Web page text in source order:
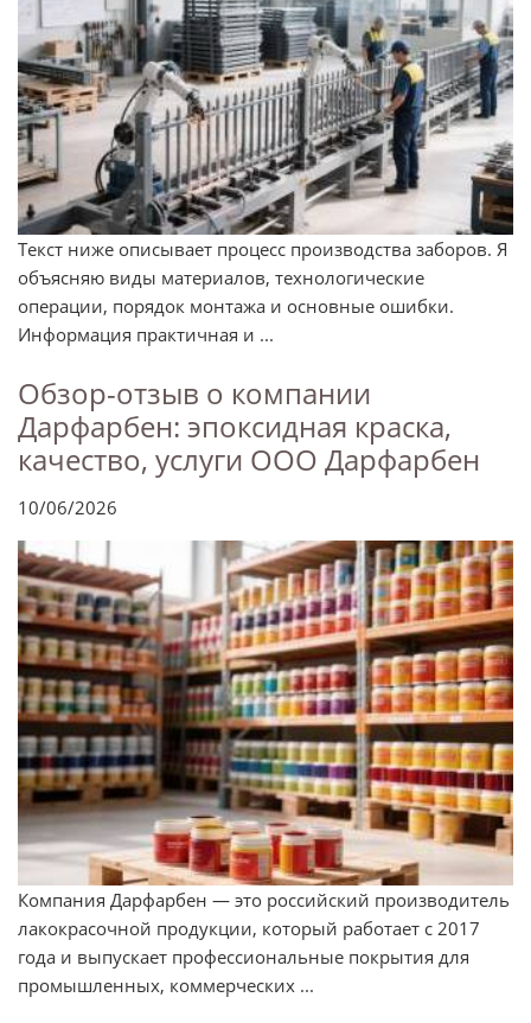
Текст ниже описывает процесс производства заборов. Я
объясняю виды материалов, технологические
операции, порядок монтажа и основные ошибки.
Информация практичная и ...
Обзор-отзыв о компании
Дарфарбен: эпоксидная краска,
качество, услуги ООО Дарфарбен
10/06/2026
Компания Дарфарбен — это российский производитель
лакокрасочной продукции, который работает с 2017
года и выпускает профессиональные покрытия для
промышленных, коммерческих ...